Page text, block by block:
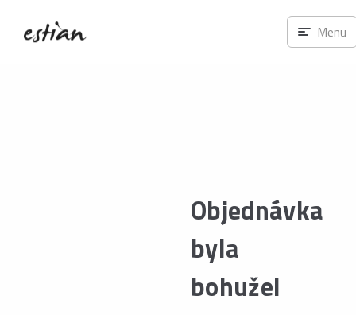
Objednávka
byla
bohužel
Menu